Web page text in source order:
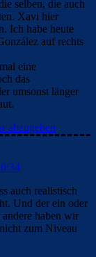
selben, die auch
Xavi hier
Ich habe heute
auf rechts
eine
das
umsonst länger
abzugeben
auch realistisch
Und der ein oder
haben wir
zum Niveau